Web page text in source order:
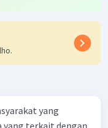
yang
yang terkait dengan